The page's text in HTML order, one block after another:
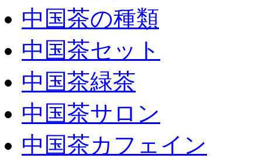
中国茶の種類
中国茶セット
中国茶緑茶
中国茶サロン
中国茶カフェイン